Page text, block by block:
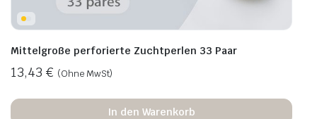
Mittelgroße perforierte Zuchtperlen 33 Paar
13,43 € (Ohne MwSt)
In den Warenkorb